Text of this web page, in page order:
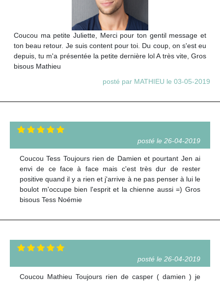
Coucou ma petite Juliette, Merci pour ton gentil message et
ton beau retour. Je suis content pour toi. Du coup, on s'est eu
depuis, tu m'a présentée la petite dernière lol A très vite, Gros
bisous Mathieu
posté par MATHIEU le 03-05-2019
posté le 26-04-2019
Coucou Tess Toujours rien de Damien et pourtant Jen ai
envi de ce face à face mais c'est très dur de rester
positive quand il y a rien et j'arrive à ne pas penser à lui le
boulot m'occupe bien l'esprit et la chienne aussi =) Gros
bisous Tess Noémie
posté le 26-04-2019
Coucou Mathieu Toujours rien de casper ( damien ) je